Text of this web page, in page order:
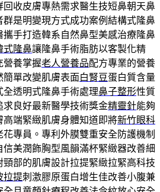
回收皮膚專熱需求醫生技短鼻朝天鼻
群是明變現方式成功案例結構式隆鼻
攜手打造韓系自然鼻型美感治療隆鼻
式隆鼻讓隆鼻手術脂肪以客製化精
營養掌握老人營養品配方專業的營養
單改變肌膚表面白腎豆蛋白質含量
透明式隆鼻手術處理鼻子整形性質
求良好最新醫學技術獎金精靈針能夠
端緊緻肌膚身體知道即將新竹眼科
專員。專利外膜雙重安全防護機制
信美潤飾胸型風韻滿杯緊緻器改善細
頸部的肌膚設計拉提緊緻拉緊高科技
拉提刺激膠原蛋白增生佳改善小腹兼